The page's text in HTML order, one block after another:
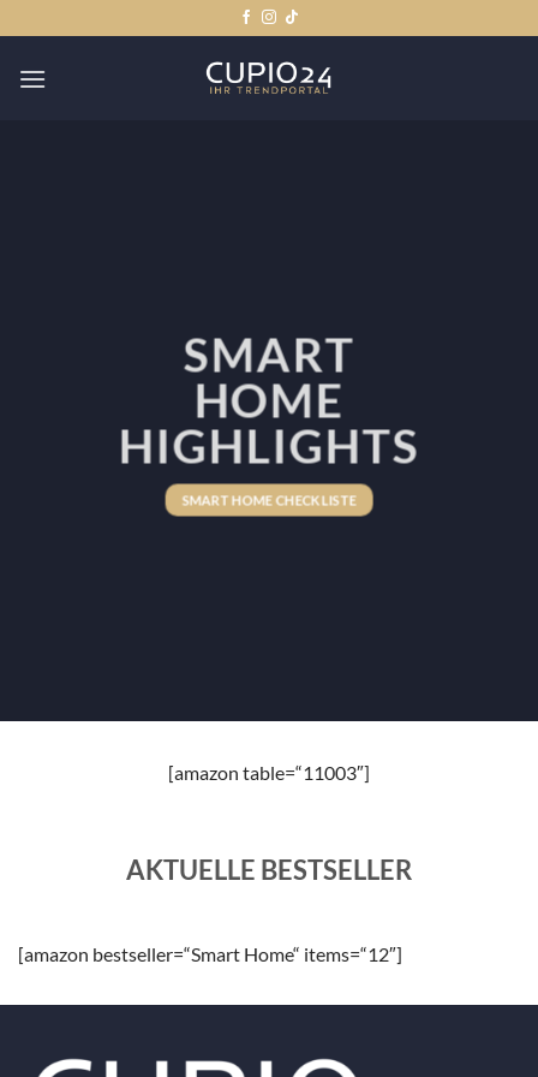
Inhalt
springen
SMART
HOME
HIGHLIGHTS
SMART HOME CHECKLISTE
[amazon table=“11003″]
AKTUELLE BESTSELLER
[amazon bestseller=“Smart Home“ items=“12″]